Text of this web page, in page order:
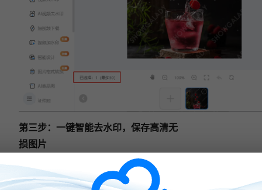
第三步：一键智能去水印，保存高清无
损图片
AI 自动识别图片水印区域，智能修复背
景，全程无需手动框选，去水印完成